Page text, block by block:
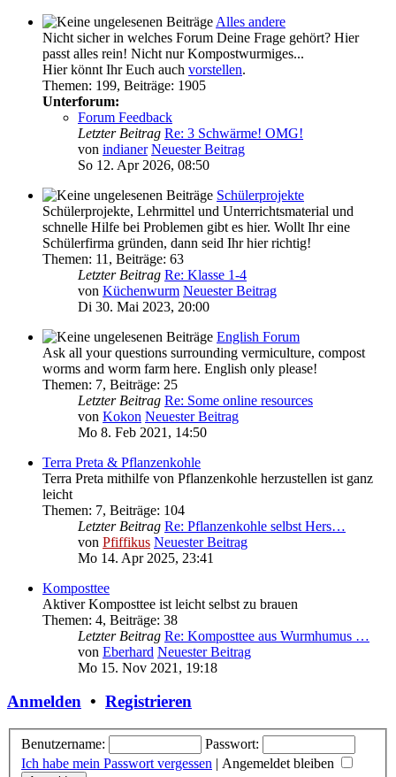
Alles andere
Nicht sicher in welches Forum Deine Frage gehört? Hier
passt alles rein! Nicht nur Kompostwurmiges...
Hier könnt Ihr Euch auch vorstellen.
Themen: 199, Beiträge: 1905
Unterforum:
Forum Feedback
Letzter Beitrag Re: 3 Schwärme! OMG!
von indianer Neuester Beitrag
So 12. Apr 2026, 08:50
Schülerprojekte
Schülerprojekte, Lehrmittel und Unterrichtsmaterial und
schnelle Hilfe bei Problemen gibt es hier. Wollt Ihr eine
Schülerfirma gründen, dann seid Ihr hier richtig!
Themen: 11 , Beiträge: 63
Letzter Beitrag Re: Klasse 1-4
von Küchenwurm Neuester Beitrag
Di 30. Mai 2023, 20:00
English Forum
Ask all your questions surrounding vermiculture, compost
worms and worm farm here. English only please!
Themen: 7, Beiträge: 25
Letzter Beitrag Re: Some online resources
von Kokon Neuester Beitrag
Mo 8. Feb 2021, 14:50
Terra Preta & Pflanzenkohle
Terra Preta mithilfe von Pflanzenkohle herzustellen ist ganz
leicht
Themen: 7, Beiträge: 104
Letzter Beitrag Re: Pflanzenkohle selbst Hers…
von Pfiffikus Neuester Beitrag
Mo 14. Apr 2025, 23:41
Komposttee
Aktiver Komposttee ist leicht selbst zu brauen
Themen: 4, Beiträge: 38
Letzter Beitrag Re: Komposttee aus Wurmhumus …
von Eberhard Neuester Beitrag
Mo 15. Nov 2021, 19:18
Anmelden • Registrieren
Benutzername:
Passwort:
Ich habe mein Passwort vergessen | Angemeldet bleiben